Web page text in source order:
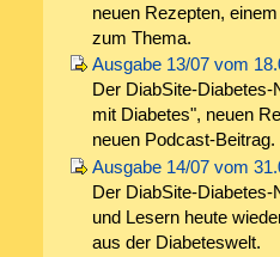
neuen Rezepten,
zum Thema.
Ausgabe 13/07 vom
Der DiabSite-
mit Diabetes", neuen
neuen Podcast-Beitrag.
Ausgabe 14/07 vom
Der DiabSite-
und Lesern heute
aus der Diabeteswelt.